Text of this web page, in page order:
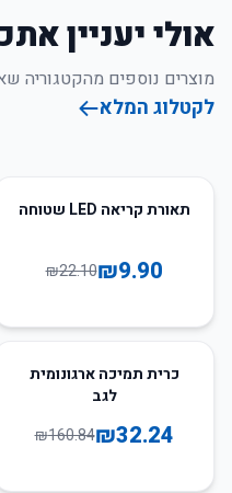
אולי יעניין
מוצרים נוספים מהקטגוריה
לקטלוג המלא
55%תאורת קריאה LED שטוחה
₪9.90
₪22.10
80
כרית תמיכה ארגונומית
לגב
₪32.24
₪160.84